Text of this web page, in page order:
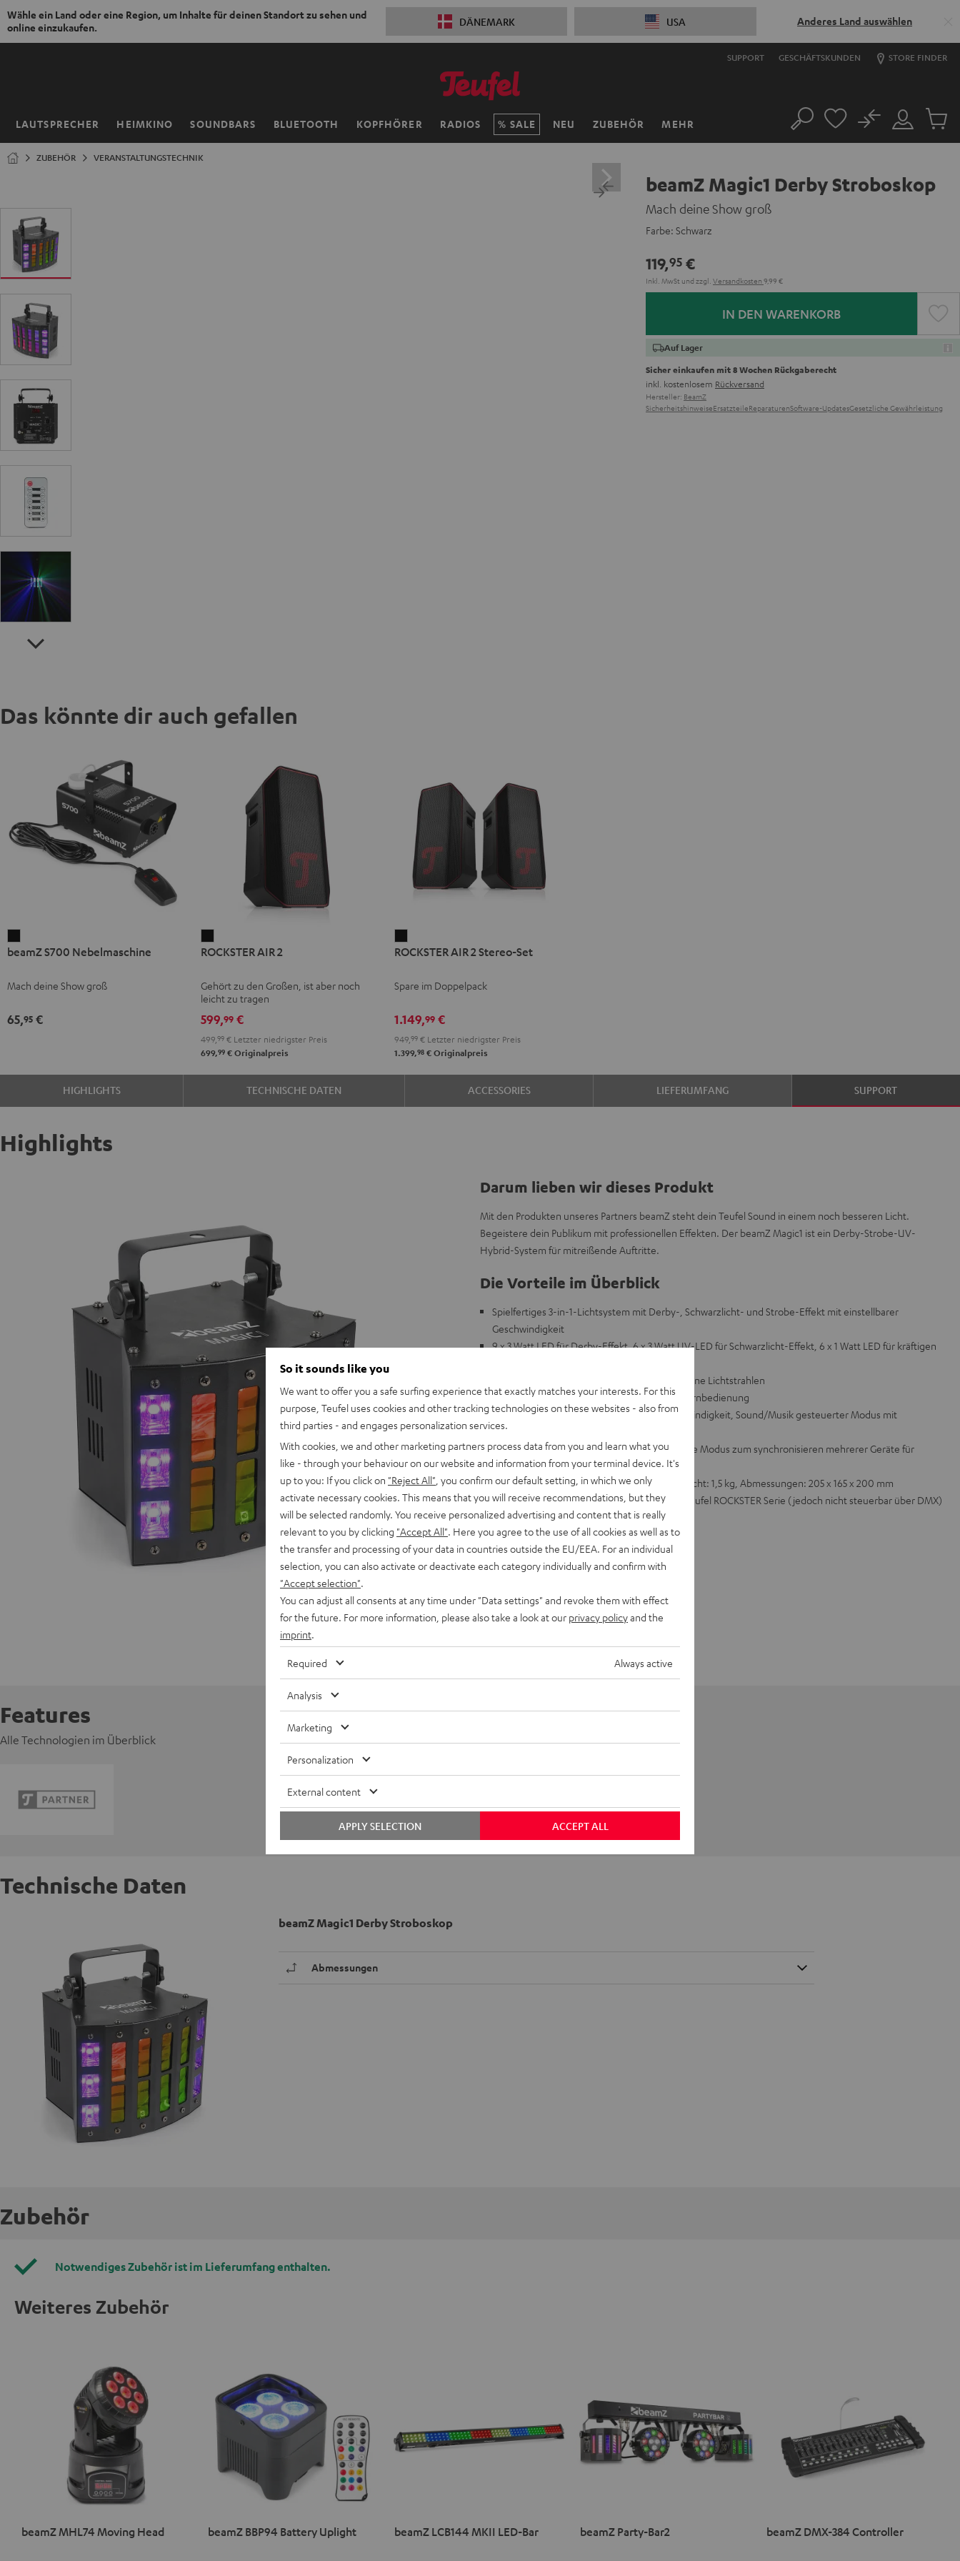
Wähle ein Land oder eine Region, um Inhalte für deinen Standort zu sehen und
online einzukaufen.
DÄNEMARK USA Anderes Land auswählen
ZUM
SUPPORT GESCHÄFTSKUNDEN STORE FINDER
LAUTSPRECHER HEIMKINO SOUNDBARS BLUETOOTH KOPFHÖRER RADIOS SALE NEU ZUBEHÖR MEHR
Startseite Suche
Mein
Konto
No
Artikel
ZUBEHÖR VERANSTALTUNGSTECHNIK
beamZ Magic1 Derby Stroboskop
Mach deine Show groß
Farbe: Schwarz
119,95 €
Inkl. MwSt und zzgl. Versandkosten 9,99 €
IN DEN WARENKORB
Auf Lager
Sicher einkaufen mit 8 Wochen Rückgaberecht
inkl. kostenlosem Rückversand
Hersteller: BeamZ
SicherheitshinweiseErsatzteileReparaturenSoftware-UpdatesGesetzliche Gewährleistung
Das könnte dir auch gefallen
S700
Schwarz
beamZ S700 Nebelmaschine
Mach deine Show groß
65,95 €
AIR
Schwarz
ROCKSTER AIR 2
Gehört zu den Großen, ist aber noch
leicht zu tragen
599,99€
499, 99€Letzter niedrigster Preis
699,99€Originalpreis
AIR
Stereo-
Schwarz
ROCKSTER AIR 2 Stereo-Set
Spare im Doppelpack
1.149,99€
949, 99€Letzter niedrigster Preis
1.399,98€Originalpreis
HIGHLIGHTS TECHNISCHE DATEN ACCESSORIES LIEFERUMFANG SUPPORT
Highlights
Darum lieben wir dieses Produkt
Mit den Produkten unseres Partners beamZ steht dein Teufel Sound in einem noch besseren Licht.
Begeistere dein Publikum mit professionellen Effekten. Der beamZ Magic1 ist ein Derby-Strobe-UV-
Hybrid-System für mitreißende Auftritte.
Die Vorteile im Überblick
Spielfertiges 3-in-1-Lichtsystem mit Derby-, Schwarzlicht- und Strobe-Effekt mit einstellbarer
Geschwindigkeit
9 x 3 Watt LED für Derby-Effekt, 6 x 3 Watt UV-LED für Schwarzlicht-Effekt, 6 x 1 Watt LED für kräftigen
24 Einzellinsen erzeugen insgesamt 216 einzelne Lichtstrahlen
On-Board-Menü mit LED-Anzeige dazu IR-Fernbedienung
Zwei Automatikmodi mit einstellbarer Geschwindigkeit, Sound/Musik gesteuerter Modus mit
einstellbarer Empfindlichkeit
DMX-Ansteuerung über 7 Kanäle, Master/Slave Modus zum synchronisieren mehrerer Geräte für
synchrone Lightshows
DMX-Ein-/Ausgang, IEC Strom-Eingang, Gewicht: 1,5 kg, Abmessungen: 205 x 165 x 200 mm
Passt perfekt zu Teufel POWER HIFI und zur Teufel ROCKSTER Serie (jedoch nicht steuerbar über DMX)
Features
Alle Technologien im Überblick
Technische Daten
beamZ Magic1 Derby Stroboskop
Abmessungen
Zubehör
Notwendiges Zubehör ist im Lieferumfang enthalten.
Weiteres Zubehör
beamZ MHL74 Moving Head beamZ BBP94 Battery Uplight beamZ LCB144 MKII LED-Bar beamZ Party-Bar2 beamZ DMX-384 Controller
So it sounds like you
We want to offer you a safe surfing experience that exactly matches your interests. For this
purpose, Teufel uses cookies and other tracking technologies on these websites - also from
third parties - and engages personalization services.
With cookies, we and other marketing partners process data from you and learn what you
like - through your behaviour on our website and information from your terminal device. It's
up to you: If you click on "Reject All" , you confirm our default setting, in which we only
activate necessary cookies. This means that you will receive recommendations, but they
will be selected randomly. You receive personalized advertising and content that is really
relevant to you by clicking "Accept All" . Here you agree to the use of all cookies as well as to
the transfer and processing of your data in countries outside the EU/EEA. For an individual
selection, you can also activate or deactivate each category individually and confirm with
"Accept selection"
You can adjust all consents at any time under "Data settings" and revoke them with effect
for the future. For more information, please also take a look at our privacy policyand the
imprint
Required Always active
Analysis
Marketing
Personalization
External content
ACCEPT ALL
APPLY SELECTION